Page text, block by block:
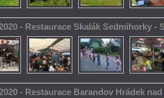
- Restaurace Skalák Sedmihorky -
- Restaurace Barandov Hrádek